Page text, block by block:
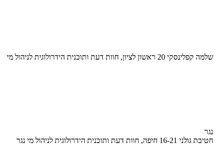
שלמה קפלינסקי 20 ראשון לציון, חוות דעת ותוכנית הידרולוגית לניהול מי
נגר
חטיבת גולני 16-21 חיפה, חוות דעת ותוכנית הידרולוגית לניהול מי נגר